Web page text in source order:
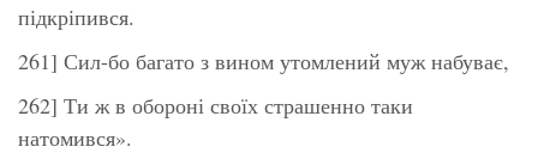
підкріпився.
261] Сил-бо багато з вином утомлений муж набуває,
262] Ти ж в обороні своїх страшенно таки
натомився».